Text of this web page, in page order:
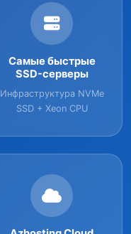
Самые быстрые
SSD-серверы
Инфраструктура NVMe
SSD + Xeon CPU